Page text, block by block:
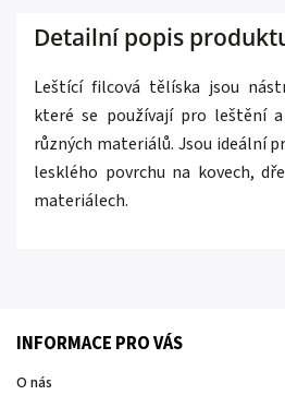
Detailní popis
Leštící filcová tělíska jsou
které se používají pro leštění
různých materiálů. Jsou ideální
lesklého povrchu na kovech,
materiálech.
INFORMACE PRO VÁS
O nás